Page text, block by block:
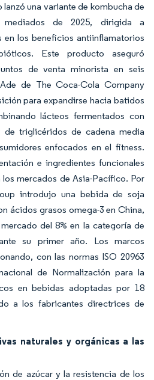
lanzó una variante de kombucha de
de 2025, dirigida a
en los beneficios antiinflamatorios
Este producto aseguró
de venta minorista en seis
de The Coca-Cola Company
para expandirse hacia batidos
lácteos fermentados con
triglicéridos de cadena media
enfocados en el fitness.
e ingredientes funcionales
mercados de Asia-Pacífico. Por
introdujo una bebida de soja
ácidos grasos omega-3 en China,
del 8% en la categoría de
su primer año. Los marcos
con las normas ISO 20963
de Normalización para la
en bebidas adoptadas por 18
a los fabricantes directrices de
naturales y orgánicas a las
de azúcar y la resistencia de los